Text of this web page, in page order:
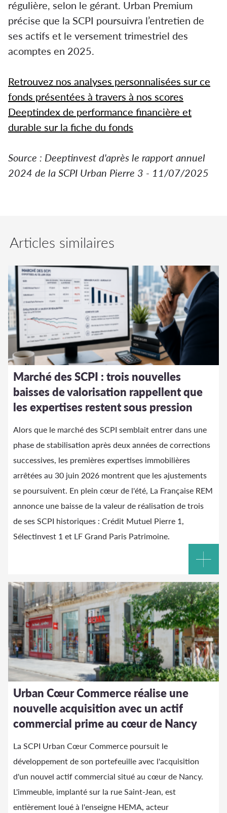
régulière, selon le gérant. Urban Premium
précise que la SCPI poursuivra l’entretien de
ses actifs et le versement trimestriel des
acomptes en 2025.
Retrouvez nos analyses personnalisées sur ce
fonds présentées à travers à nos scores
Deeptindex de performance financière et
durable sur la fiche du fonds
Source : Deeptinvest d'après le rapport annuel
2024 de la SCPI Urban Pierre 3 - 11/07/2025
Articles similaires
Marché des SCPI : trois nouvelles
baisses de valorisation rappellent que
les expertises restent sous pression
Alors que le marché des SCPI semblait entrer dans une
phase de stabilisation après deux années de corrections
successives, les premières expertises immobilières
arrêtées au 30 juin 2026 montrent que les ajustements
se poursuivent. En plein cœur de l'été, La Française REM
annonce une baisse de la valeur de réalisation de trois
de ses SCPI historiques : Crédit Mutuel Pierre 1,
Sélectinvest 1 et LF Grand Paris Patrimoine.
Urban Cœur Commerce réalise une
nouvelle acquisition avec un actif
commercial prime au cœur de Nancy
La SCPI Urban Cœur Commerce poursuit le
développement de son portefeuille avec l'acquisition
d'un nouvel actif commercial situé au cœur de Nancy.
L'immeuble, implanté sur la rue Saint-Jean, est
entièrement loué à l'enseigne HEMA, acteur